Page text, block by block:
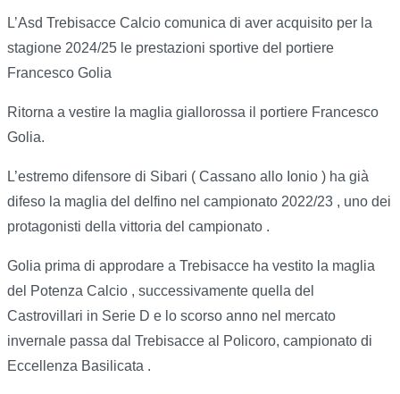
L’Asd Trebisacce Calcio comunica di aver acquisito per la
stagione 2024/25 le prestazioni sportive del portiere
Francesco Golia
Ritorna a vestire la maglia giallorossa il portiere Francesco
Golia.
L’estremo difensore di Sibari ( Cassano allo Ionio ) ha già
difeso la maglia del delfino nel campionato 2022/23 , uno dei
protagonisti della vittoria del campionato .
Golia prima di approdare a Trebisacce ha vestito la maglia
del Potenza Calcio , successivamente quella del
Castrovillari in Serie D e lo scorso anno nel mercato
invernale passa dal Trebisacce al Policoro, campionato di
Eccellenza Basilicata .